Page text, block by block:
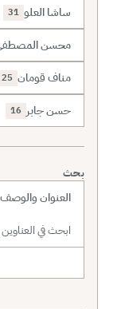
ساشا العلو 31
محسن
مناف قومان 25
حسن جابر 16
بحث
نطاق البحث